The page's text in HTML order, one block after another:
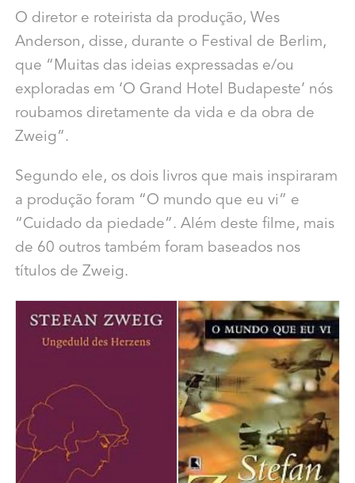
O diretor e roteirista da produção, Wes
Anderson, disse, durante o Festival de Berlim,
que “Muitas das ideias expressadas e/ou
exploradas em ‘O Grand Hotel Budapeste’ nós
roubamos diretamente da vida e da obra de
Zweig”.
Segundo ele, os dois livros que mais inspiraram
a produção foram “O mundo que eu vi” e
“Cuidado da piedade”. Além deste filme, mais
de 60 outros também foram baseados nos
títulos de Zweig.